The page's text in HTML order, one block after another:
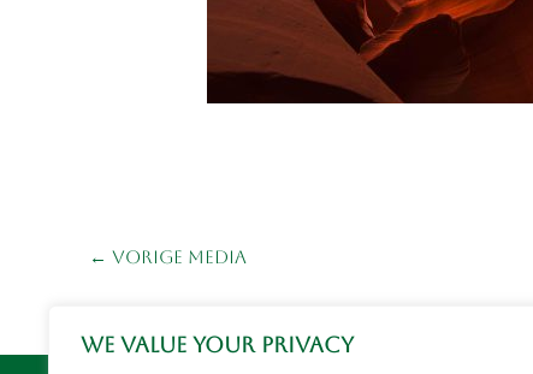
We value your privacy
← Vorige Media